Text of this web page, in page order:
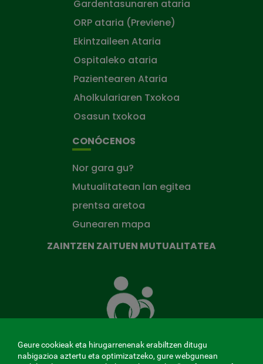
Gardentasunaren ataria
ORP ataria (Previene)
Ekintzaileen Ataria
Ospitaleko ataria
Pazientearen Ataria
Aholkulariaren Txokoa
Osasun txokoa
CONÓCENOS
Nor gara gu?
Mutualitatean lan egitea
prentsa aretoa
Gunearen mapa
ZAINTZEN ZAITUEN MUTUALITATEA
zaituen
Mutua
Geure cookieak eta hirugarrenenak erabiltzen ditugu
nabigazioa aztertu eta optimizatzeko, gure webgunean